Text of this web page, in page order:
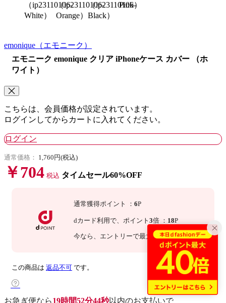
（ip23110106-
White）
（ip23110106-
Orange）
（ip23110106-
Black）
Pink）
emonique （エモニーク）
エモニーク emonique クリア iPhoneケース カバー （ホ
ワイト）
こちらは、会員価格が設定されています。
ログインしてからカートに入れてください。
ログイン
通常価格： 1,760円(税込)
￥704 税込 タイムセール60%OFF
通常獲得ポイント ：6P
dカード利用で、ポイント3倍 ： 18P
今なら 、エントリーで最大 10 倍！詳細
この商品は 返品不可 です。
お急ぎ便なら19時間52分43秒以内のお支払いで